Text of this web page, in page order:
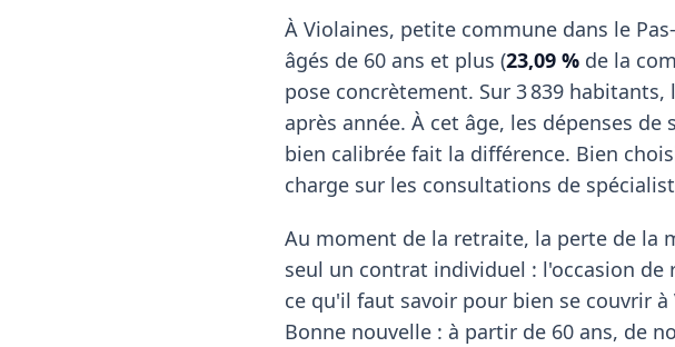
À Violaines, petite commune dans le
âgés de 60 ans et plus (23,09 % de la
pose concrètement. Sur 3 839
après année. À cet âge, les dépenses
bien calibrée fait la différence. Bien
charge sur les consultations de
Au moment de la retraite, la perte de la
seul un contrat individuel : l'occasion de
ce qu'il faut savoir pour bien se couvrir
Bonne nouvelle : à partir de 60 ans, de